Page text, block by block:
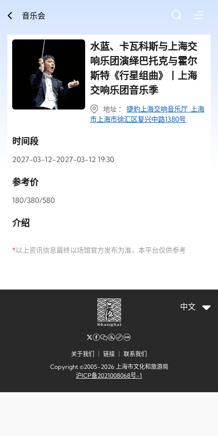
音乐会
水蓝、卡瓦科斯与上海交
响乐团演绎巴托克与霍尔
斯特《行星组曲》丨上海
交响乐团音乐季
地址 ： 捷豹上海交响音乐厅 上海
市上海市徐汇区复兴中路1380号
时间段
2027-03-12-2027-03-12 19:30
参考价
180/380/580
介绍
*以上资讯信息最终以场馆官方发布为准，本平台仅供参考
关于我们 链接
联系我们
Copyright ©2005-2026 上海市文化和旅游局
沪ICP备2021008068号-1
中文